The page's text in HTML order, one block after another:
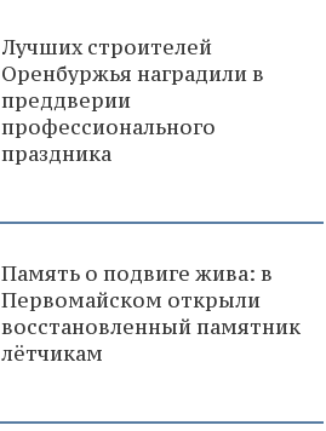
Лучших строителей
Оренбуржья наградили в
преддверии
профессионального
праздника
Память о подвиге жива: в
Первомайском открыли
восстановленный памятник
лётчикам